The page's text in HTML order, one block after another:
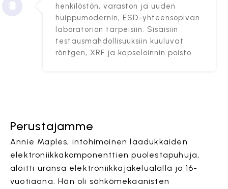
henkilöstön, varaston ja uuden
huippumodernin, ESD-yhteensopivan
laboratorion tarpeisiin. Sisäisiin
testausmahdollisuuksiin kuuluvat
röntgen, XRF ja kapseloinnin poisto.
Perustajamme
Annie Maples, intohimoinen laadukkaiden
elektroniikkakomponenttien puolestapuhuja,
aloitti uransa elektroniikkajakelualalla jo 16-
vuotiaana. Hän oli sähkömekaanisten